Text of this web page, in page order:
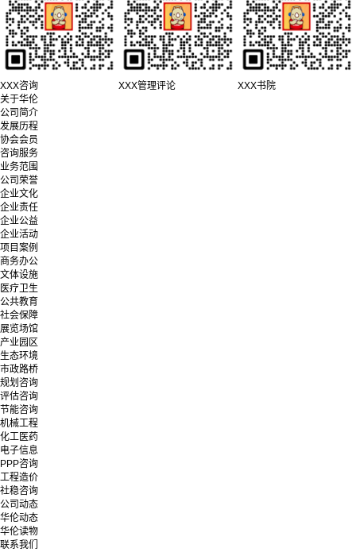
XXX咨询 XXX管理评论
XXX书院
关于华伦
公司简介
发展历程
协会会员
咨询服务
业务范围
公司荣誉
企业文化
企业责任
企业公益
企业活动
项目案例
商务办公
文体设施
医疗卫生
公共教育
社会保障
展览场馆
产业园区
生态环境
市政路桥
规划咨询
评估咨询
节能咨询
机械工程
化工医药
电子信息
PPP咨询
工程造价
社稳咨询
公司动态
华伦动态
华伦读物
联系我们